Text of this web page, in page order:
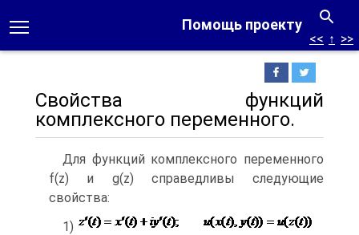
Помощь проекту
<< ↑ >>
Свойства функций
комплексного переменного.
Для функций комплексного переменного
f(z) и g(z) справедливы следующие
свойства:
1)